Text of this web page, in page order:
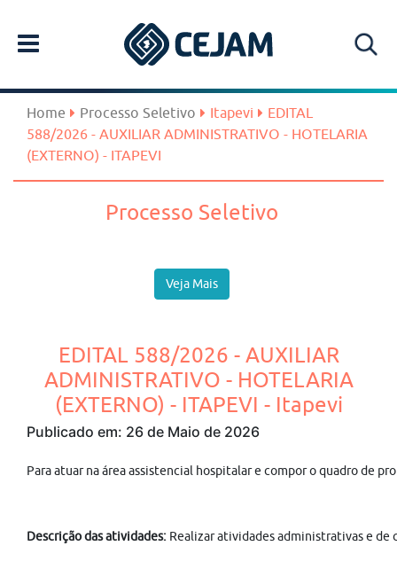
Home Processo Seletivo Itapevi
EDITAL
588/2026 - AUXILIAR ADMINISTRATIVO - HOTELARIA
(EXTERNO) - ITAPEVI
Processo Seletivo
Veja Mais
EDITAL 588/2026 - AUXILIAR
ADMINISTRATIVO - HOTELARIA
(EXTERNO) - ITAPEVI - Itapevi
Publicado em: 26 de Maio de 2026
Para atuar na área assistencial hospitalar e compor o quadro de
Descrição das atividades: Realizar atividades administrativas e de